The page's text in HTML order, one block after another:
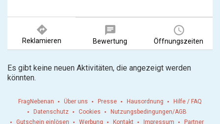
directions
Reklamieren
chat
Bewertung
query_builder
Öffnungszeiten
Es gibt keine neuen Aktivitäten, die angezeigt werden
könnten.
FragNebenan Über uns Presse Hausordnung
Hilfe / FAQ
Datenschutz
Cookies
Nutzungsbedingungen/AGB
Gutschein einlösen
Werbung Kontakt Impressum Partner